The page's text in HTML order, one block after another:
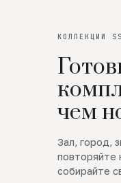
КОЛЛЕКЦИИ
чем
Зал, город,
повторяйте
собирайте